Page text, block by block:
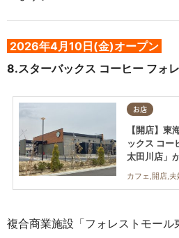
2026年4月10日(金)オープン
8.スターバックス コーヒー フォ
お店
【開店】
ックス コー
太田川店」
複合商業施設「フォレストモール